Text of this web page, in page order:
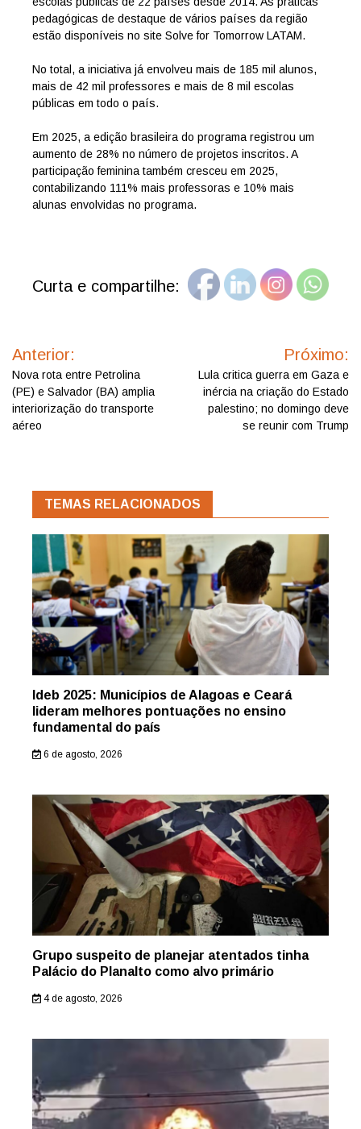
pedagógicas de destaque de vários países da região
estão disponíveis no site Solve for Tomorrow LATAM.
No total, a iniciativa já envolveu mais de 185 mil alunos,
mais de 42 mil professores e mais de 8 mil escolas
públicas em todo o país.
Em 2025, a edição brasileira do programa registrou um
aumento de 28% no número de projetos inscritos. A
participação feminina também cresceu em 2025,
contabilizando 111% mais professoras e 10% mais
alunas envolvidas no programa.
Curta e compartilhe:
de
Anterior:
Nova rota entre Petrolina
(PE) e Salvador (BA) amplia
interiorização do transporte
aéreo
Próximo:
Lula critica guerra em Gaza e
inércia na criação do Estado
palestino; no domingo deve
se reunir com Trump
TEMAS RELACIONADOS
Ideb 2025: Municípios de Alagoas e Ceará
lideram melhores pontuações no ensino
fundamental do país
6 de agosto, 2026
Grupo suspeito de planejar atentados tinha
Palácio do Planalto como alvo primário
4 de agosto, 2026